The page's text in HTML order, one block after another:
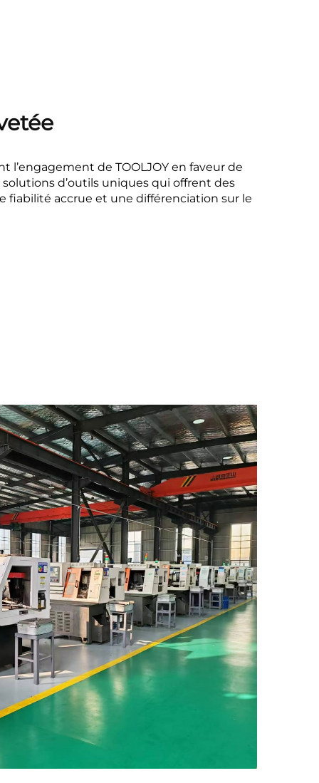
l’engagement de TOOLJOY en faveur de
d’outils uniques qui offrent des
fiabilité accrue et une différenciation sur le